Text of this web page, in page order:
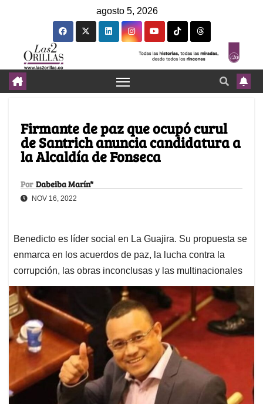
agosto 5, 2026
Firmante de paz que ocupó curul
de Santrich anuncia candidatura a
la Alcaldía de Fonseca
Por Dabeiba Marín*
NOV 16, 2022
Benedicto es líder social en La Guajira. Su propuesta se
enmarca en los acuerdos de paz, la lucha contra la
corrupción, las obras inconclusas y las multinacionales